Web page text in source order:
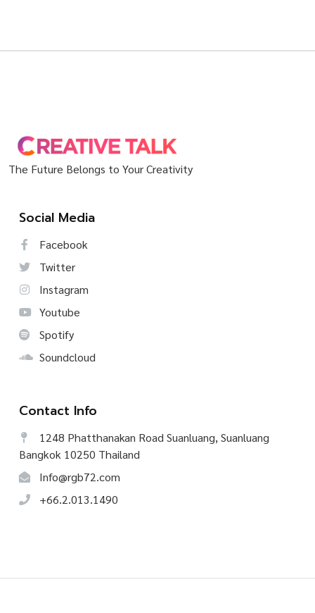
The Future Belongs to Your Creativity
Social Media
Facebook
Twitter
Instagram
Youtube
Spotify
Soundcloud
Contact Info
1248 Phatthanakan Road Suanluang, Suanluang
Bangkok 10250 Thailand
Info@rgb72.com
+66.2.013.1490